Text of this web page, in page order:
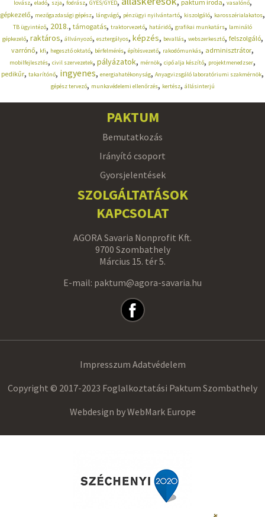
lovász eladó szja fodrász GYES/GYED paktum iroda vasalónő
gépkezelő, mezőgazdasági gépész, lángvágó, pénzügyi nyilvántartó, kiszolgáló, karosszérialakatos,
TB ügyintéző, 2018., támogatás, traktorvezető, határidő, grafikai munkatárs, lamináló
gépkezelő, raktáros, állványozó, esztergályos, képzés, bevallás, webszerkesztő, felszolgáló,
varrónő, kfi, hegesztő oktató, bérfelmérés, építésvezető, rakodómunkás, adminisztrátor,
mobilfejlesztés, civil szervezetek, pályázatok, mérnök, cipő alja készítő, projektmenedzser,
pedikűr, takarítónő, ingyenes, energiahatékonyság, Anyagvizsgáló laboratóriumi szakmérnök,
gépész tervező, munkavédelemi ellenőrzés, kertész, állásinterjú
PAKTUM
Bemutatkozás
Irányító csoport
Gyorsjelentések
SZOLGÁLTATÁSOK
KAPCSOLAT
AGORA Savaria Nonprofit Kft.
9700 Szombathely
Március 15. tér 5.
E-mail: paktum@agora-savaria.hu
Impresszum Adatvédelem
Copyright © 2017-2023 Foglalkoztatási Paktum Szombathely
Webdesign byWebMark Europe